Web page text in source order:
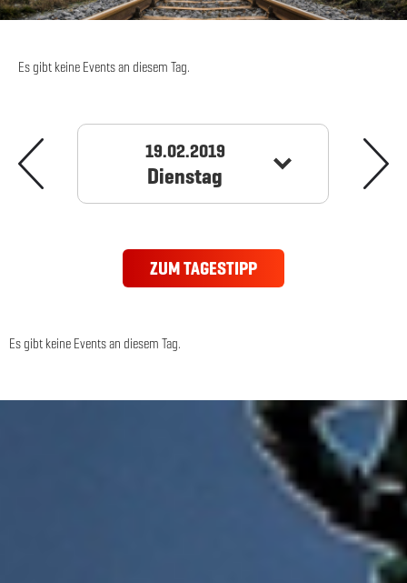
Es gibt keine Events an diesem Tag.
19.02.2019
Dienstag
ZUM TAGESTIPP
Es gibt keine Events an diesem Tag.